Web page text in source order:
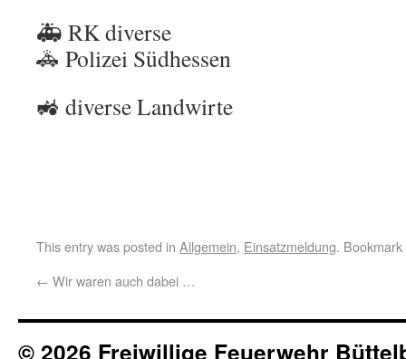
🚑 RK diverse
🚓 Polizei Südhessen
🚜 diverse Landwirte
This entry was posted in Allgemein, Einsatzmeldung.
← Wir waren auch dabei …
© 2026 Freiwillige Feuerwehr